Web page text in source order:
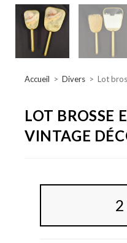
Accueil > Divers > Lot
LOT BROSSE
VINTAGE